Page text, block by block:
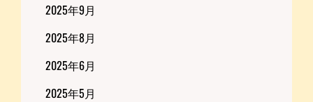
2025年9月
2025年8月
2025年6月
2025年5月